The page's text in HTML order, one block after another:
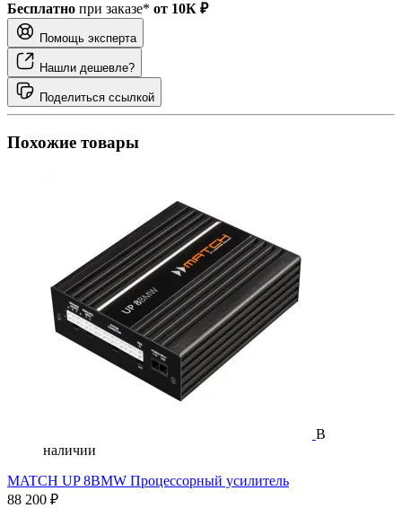
Бесплатно при заказе* от 10К ₽
Помощь эксперта
Нашли дешевле?
Поделиться ссылкой
Похожие товары
В
наличии
MATCH UP 8BMW Процессорный усилитель
88 200 ₽